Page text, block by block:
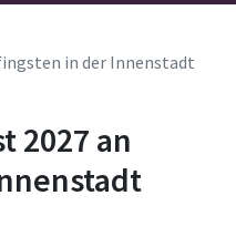
in der Innenstadt
2027 an